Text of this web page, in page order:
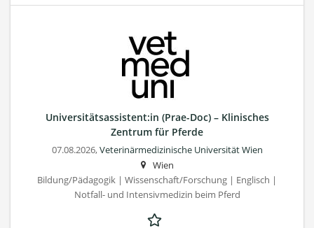
Universitätsassistent:in (Prae-Doc) – Klinisches
Zentrum für Pferde
07.08.2026,Veterinärmedizinische Universität Wien
Wien
Bildung/Pädagogik | Wissenschaft/Forschung | Englisch |
Notfall- und Intensivmedizin beim Pferd